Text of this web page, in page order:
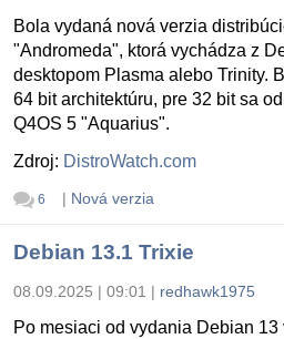
Bola vydaná nová verzia
"Andromeda", ktorá vychádza z
desktopom Plasma alebo Trinity.
64 bit architektúru, pre 32 bit sa
Q4OS 5 "Aquarius".
Zdroj: DistroWatch.com
6 | Nová verzia
Debian 13.1 Trixie
08.09.2025 | 09:01 | redhawk1975
Po mesiaci od vydania Debian